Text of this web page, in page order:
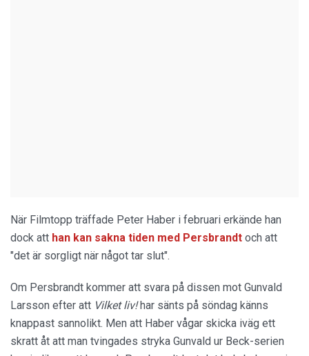
När Filmtopp träffade Peter Haber i februari erkände han
dock att han kan sakna tiden med Persbrandt och att
"det är sorgligt när något tar slut".
Om Persbrandt kommer att svara på dissen mot Gunvald
Larsson efter att Vilket liv!har sänts på söndag känns
knappast sannolikt. Men att Haber vågar skicka iväg ett
skratt åt att man tvingades stryka Gunvald ur Beck-serien